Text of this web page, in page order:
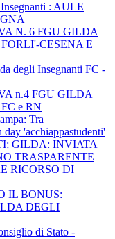
: AULE
N. 6 FGU GILDA
CESENA E
degli Insegnanti FC -
n.4 FGU GILDA
e RN
Tra
day 'acchiappastudenti'
GILDA: INVIATA
TRASPARENTE
RICORSO DI
IL BONUS:
DEGLI
di Stato -